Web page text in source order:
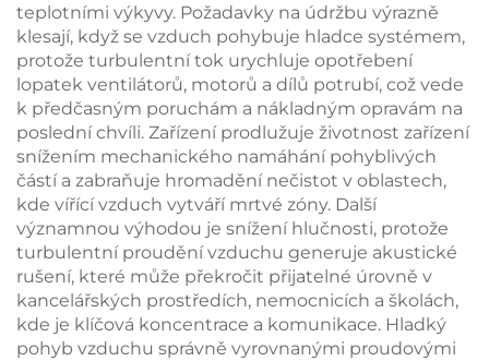
teplotními výkyvy. Požadavky na údržbu výrazně
klesají, když se vzduch pohybuje hladce systémem,
protože turbulentní tok urychluje opotřebení
lopatek ventilátorů, motorů a dílů potrubí, což vede
k předčasným poruchám a nákladným opravám na
poslední chvíli. Zařízení prodlužuje životnost zařízení
snížením mechanického namáhání pohyblivých
částí a zabraňuje hromadění nečistot v oblastech,
kde vířící vzduch vytváří mrtvé zóny. Další
významnou výhodou je snížení hlučnosti, protože
turbulentní proudění vzduchu generuje akustické
rušení, které může překročit přijatelné úrovně v
kancelářských prostředích, nemocnicích a školách,
kde je klíčová koncentrace a komunikace. Hladký
pohyb vzduchu správně vyrovnanými proudovými